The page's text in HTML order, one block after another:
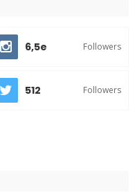
6,5e Followers
512 Followers